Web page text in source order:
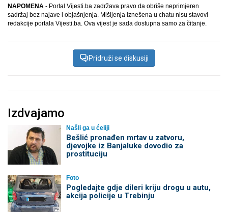
NAPOMENA - Portal Vijesti.ba zadržava pravo da obriše neprimjeren
sadržaj bez najave i objašnjenja. Mišljenja iznešena u chatu nisu stavovi
redakcije portala Vijesti.ba. Ova vijest je sada dostupna samo za čitanje.
Pridruži se diskusiji
Izdvajamo
Našli ga u ćeliji
Bešlić pronađen mrtav u zatvoru,
djevojke iz Banjaluke dovodio za
prostituciju
Foto
Pogledajte gdje dileri kriju drogu u autu,
akcija policije u Trebinju